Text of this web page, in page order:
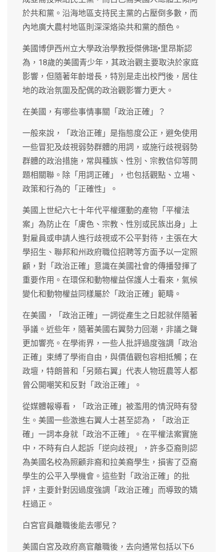
於共和黨。沿海地區支持民主黨的占壓倒多數，而
內地廣大農村地區則深深烙染共和黨的顏色。
美國博伊西州立大學政治學教授傑佛瑞•里昂斯認
為，18歲的美國青少年，其政治觀主要取決於家庭
影響，但隨著年齡增長，特別是走出校門後，居住
地的政治氛圍及配偶的政治觀影響力更大。
在美國，有哪些事情事關「政治正確」？
一般來說，「政治正確」是指態度公正，避免使用
一些冒犯及歧視弱勢群體的用詞，或施行歧視弱勢
群體的政治措施，常與種族、性別、宗教信仰等問
題相關聯。除「用詞正確」，也包括觀點、立場、
政策和行為的「正確性」。
美國上世紀六七十年代平權運動的產物「平權法
案」為防止在「膚色、宗教、性別或民族出身」上
對雇員或申請人進行歧視或不公平對待，主張在大
學招生、聯邦和州政府職位招聘等方面予以一定照
顧，對「政治正確」意識在美國社會的傳播發揮了
重要作用。在環保和動物權益保護人士看來，氣候
變化和動物權益同樣屬於「政治正確」範疇。
在美國，「政治正確」一詞從產生之日起就伴隨著
爭議。近些年，隨著美國右翼勢力回潮，非議之聲
更加響亮。在學術界，一些人批評過度強調「政治
正確」束縛了學術自由，與價值觀包容相抵觸；在
政壇，特朗普和「另類右翼」代表人物班農等人都
曾公開嘲笑和反對「政治正確」。
從媒體報導看，「政治正確」被濫用的情況時有發
生。美國一些激進右翼人士甚至認為，「政治正
確」一詞本身就「政治不正確」。在平權法案實施
中，不時有白人起訴「逆向歧視」，許多亞裔則認
為美國名校為照顧非裔和拉美裔學生，損害了亞裔
學生的公平入學機會。這些對「政治正確」的批
評，主要針對因過度強調「政治正確」而導致的矯
枉過正。
白宮官員離職後能去哪兒？
美國白宮及政府高官離職後，去向通常包括以下6